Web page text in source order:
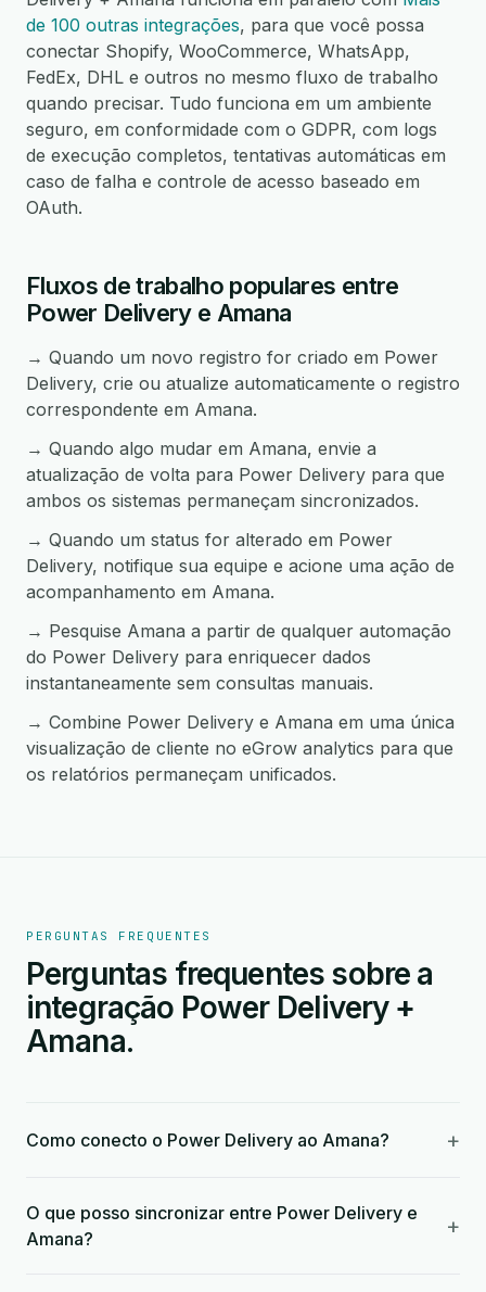
de 100 outras integrações, para que você possa
conectar Shopify, WooCommerce, WhatsApp,
FedEx, DHL e outros no mesmo fluxo de trabalho
quando precisar. Tudo funciona em um ambiente
seguro, em conformidade com o GDPR, com logs
de execução completos, tentativas automáticas em
caso de falha e controle de acesso baseado em
OAuth.
Fluxos de trabalho populares entre
Power Delivery e Amana
→ Quando um novo registro for criado em Power
Delivery, crie ou atualize automaticamente o registro
correspondente em Amana.
→ Quando algo mudar em Amana, envie a
atualização de volta para Power Delivery para que
ambos os sistemas permaneçam sincronizados.
→ Quando um status for alterado em Power
Delivery, notifique sua equipe e acione uma ação de
acompanhamento em Amana.
→ Pesquise Amana a partir de qualquer automação
do Power Delivery para enriquecer dados
instantaneamente sem consultas manuais.
→ Combine Power Delivery e Amana em uma única
visualização de cliente no eGrow analytics para que
os relatórios permaneçam unificados.
PERGUNTAS FREQUENTES
Perguntas frequentes sobre a
integração Power Delivery +
Amana.
Como conecto o Power Delivery ao Amana? +
O que posso sincronizar entre Power Delivery e
Amana?
+